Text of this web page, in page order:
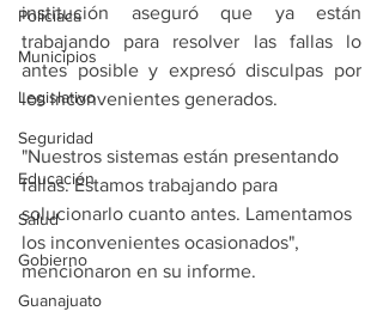
Policíaca
Municipios
Legislativo
Seguridad
Educación
Salud
Gobierno
Guanajuato
institución aseguró que ya están
trabajando para resolver las fallas lo
antes posible y expresó disculpas por
los inconvenientes generados.
"Nuestros sistemas están presentando
fallas. Estamos trabajando para
solucionarlo cuanto antes. Lamentamos
los inconvenientes ocasionados",
mencionaron en su informe.